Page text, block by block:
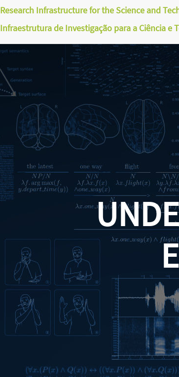
Research Infrastructure for the Science and
Infraestrutura de Investigação para a Ciência e